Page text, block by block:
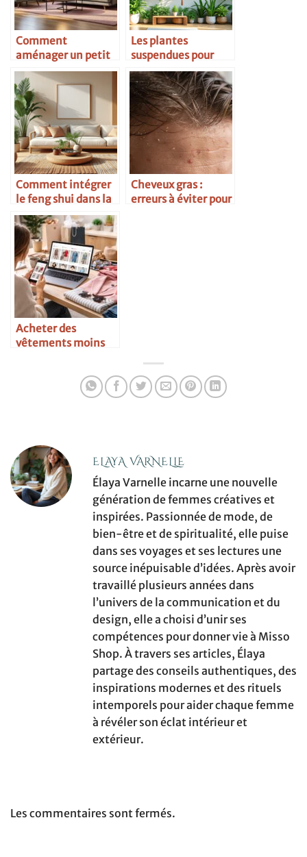
Comment
aménager un petit
espace avec style
Les plantes
suspendues pour
habiller l’espace
Comment intégrer
le feng shui dans la
déco
Cheveux gras :
erreurs à éviter pour
Acheter des
vêtements moins
Zara en ligne
ELAYA VARNELLE
Élaya Varnelle incarne une nouvelle
génération de femmes créatives et
inspirées. Passionnée de mode, de
bien-être et de spiritualité, elle puise
dans ses voyages et ses lectures une
source inépuisable d’idées. Après avoir
travaillé plusieurs années dans
l’univers de la communication et du
design, elle a choisi d’unir ses
compétences pour donner vie à Misso
Shop. À travers ses articles, Élaya
partage des conseils authentiques, des
inspirations modernes et des rituels
intemporels pour aider chaque femme
à révéler son éclat intérieur et
extérieur.
Les commentaires sont fermés.